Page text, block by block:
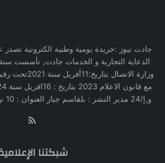
جادت نيوز :جريدة يومية وطنية الكترونية تصدر
و,إ/24 مدير النشر : بلقاسم جبار العنوان : 10 نهج الجمهورية برج بوعريريج
شبكتنا